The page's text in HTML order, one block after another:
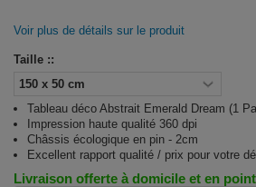
Voir plus de détails sur le produit
Taille ::
Tableau déco Abstrait Emerald Dream (1
Impression haute qualité 360 dpi
Châssis écologique en pin - 2cm
Excellent rapport qualité / prix pour votre
Livraison offerte à domicile et en